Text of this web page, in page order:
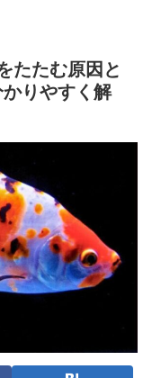
たたむ原因と
りやすく解